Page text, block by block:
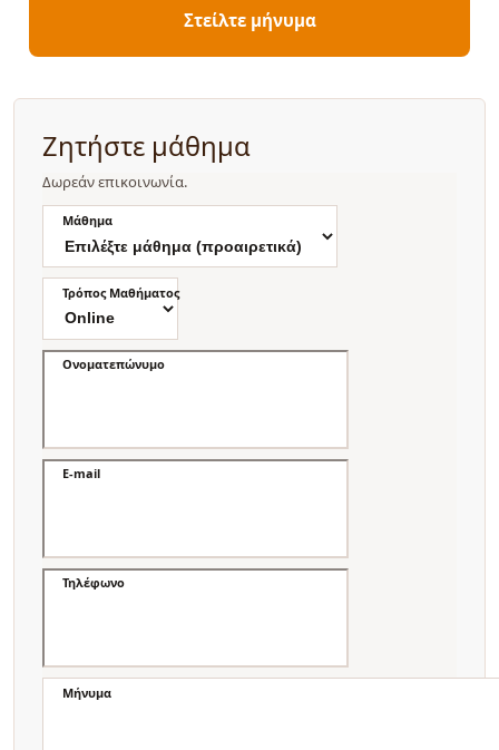
Στείλτε μήνυμα
Ζητήστε μάθημα
Δωρεάν επικοινωνία.
Μάθημα
Τρόπος Μαθήματος
Ονοματεπώνυμο
E-mail
Τηλέφωνο
Μήνυμα